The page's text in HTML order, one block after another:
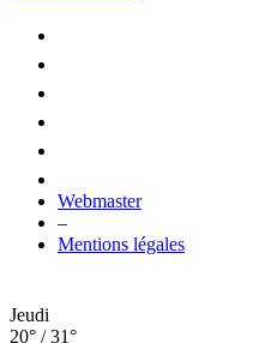
Webmaster
–
Mentions légales
Jeudi
20° / 31°